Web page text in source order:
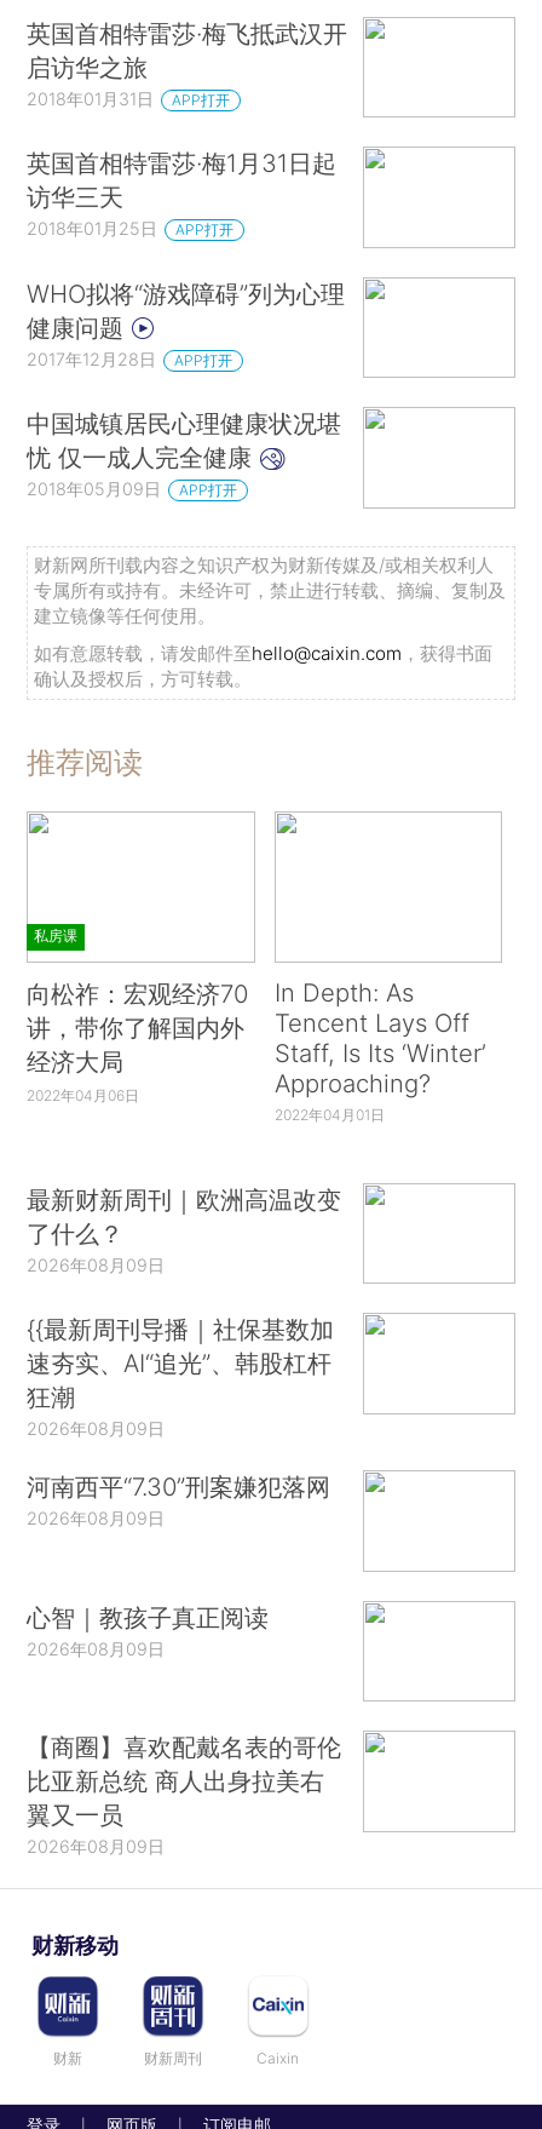
英国首相特雷莎·梅飞抵武汉开
启访华之旅
2018年01月31日 APP打开
英国首相特雷莎·梅1月31日起
访华三天
2018年01月25日 APP打开
WHO拟将“游戏障碍”列为心理
健康问题
2017年12月28日 APP打开
中国城镇居民心理健康状况堪
忧 仅一成人完全健康
2018年05月09日 APP打开
财新网所刊载内容之知识产权为财新传媒及/或相关权利人
专属所有或持有。未经许可，禁止进行转载、摘编、复制及
建立镜像等任何使用。
如有意愿转载，请发邮件至hello@caixin.com ，获得书面
确认及授权后，方可转载。
推荐阅读
私房课
向松祚：宏观经济70
讲，带你了解国内外
经济大局
2022年04月06日
In Depth: As
Tencent Lays Off
Staff, Is Its ‘Winter’
Approaching?
2022年04月01日
最新财新周刊｜欧洲高温改变
了什么？
2026年08月09日
{{最新周刊导播｜社保基数加
速夯实、AI“追光”、韩股杠杆
狂潮
2026年08月09日
河南西平“7.30”刑案嫌犯落网
2026年08月09日
心智｜教孩子真正阅读
2026年08月09日
【商圈】喜欢配戴名表的哥伦
比亚新总统 商人出身拉美右
翼又一员
2026年08月09日
财新移动
财新 财新周刊 Caixin